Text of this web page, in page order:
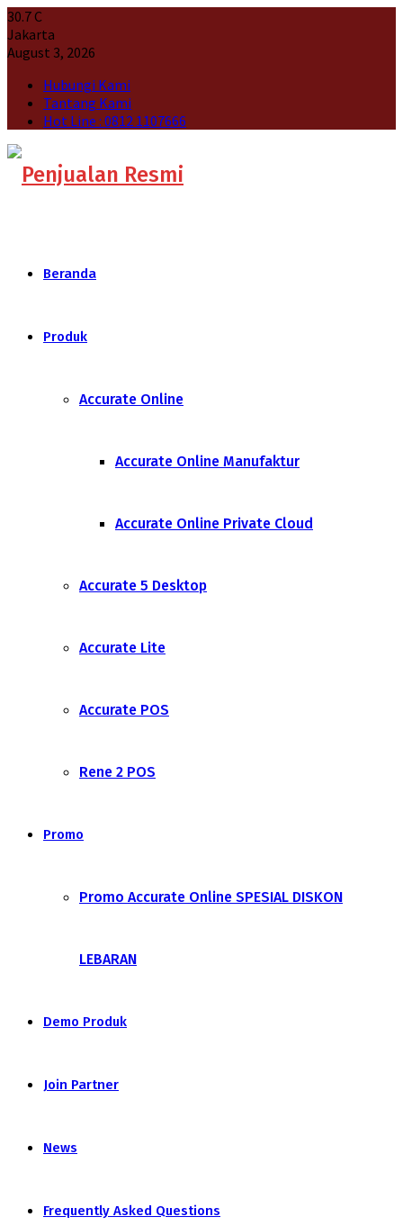
30.7C
Jakarta
August 3, 2026
Hubungi Kami
Tantang Kami
Hot Line : 0812 1107666
Beranda
Produk
Accurate Online
Accurate Online Manufaktur
Accurate Online Private Cloud
Accurate 5 Desktop
Accurate Lite
Accurate POS
Rene 2 POS
Promo
Promo Accurate Online SPESIAL DISKON
LEBARAN
Demo Produk
Join Partner
News
Frequently Asked Questions